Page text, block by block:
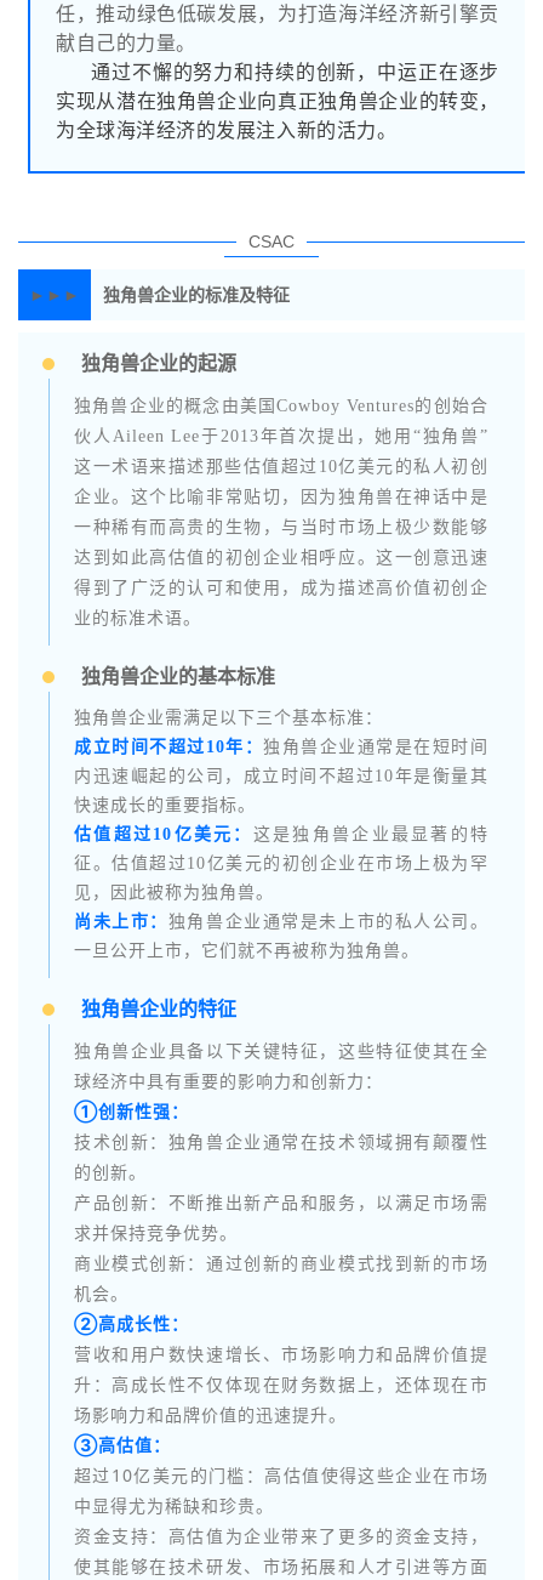
任，推动绿色低碳发展，为打造海洋经济新引擎贡
献自己的力量。
通过不懈的努力和持续的创新，中运正在逐步
实现从潜在独角兽企业向真正独角兽企业的转变，
为全球海洋经济的发展注入新的活力。
CSAC
►►► 独角兽企业的标准及特征
独角兽企业的起源
独角兽企业的概念由美国Cowboy Ventures的创始合
伙人Aileen Lee于2013年首次提出，她用“独角兽”
这一术语来描述那些估值超过10亿美元的私人初创
企业。这个比喻非常贴切，因为独角兽在神话中是
一种稀有而高贵的生物，与当时市场上极少数能够
达到如此高估值的初创企业相呼应。这一创意迅速
得到了广泛的认可和使用，成为描述高价值初创企
业的标准术语。
独角兽企业的基本标准
独角兽企业需满足以下三个基本标准：
成立时间不超过10年：独角兽企业通常是在短时间
内迅速崛起的公司，成立时间不超过10年是衡量其
快速成长的重要指标。
估值超过10亿美元： 这是独角兽企业最显著的特
征。估值超过10亿美元的初创企业在市场上极为罕
见，因此被称为独角兽。
尚未上市： 独角兽企业通常是未上市的私人公司。
一旦公开上市，它们就不再被称为独角兽。
独角兽企业的特征
独角兽企业具备以下关键特征，这些特征使其在全
球经济中具有重要的影响力和创新力：
①创新性强：
技术创新：独角兽企业通常在技术领域拥有颠覆性
的创新。
产品创新：不断推出新产品和服务，以满足市场需
求并保持竞争优势。
商业模式创新：通过创新的商业模式找到新的市场
机会。
②高成长性：
营收和用户数快速增长、市场影响力和品牌价值提
升：高成长性不仅体现在财务数据上，还体现在市
场影响力和品牌价值的迅速提升。
③高估值：
超过10亿美元的门槛：高估值使得这些企业在市场
中显得尤为稀缺和珍贵。
资金支持：高估值为企业带来了更多的资金支持，
使其能够在技术研发、市场拓展和人才引进等方面